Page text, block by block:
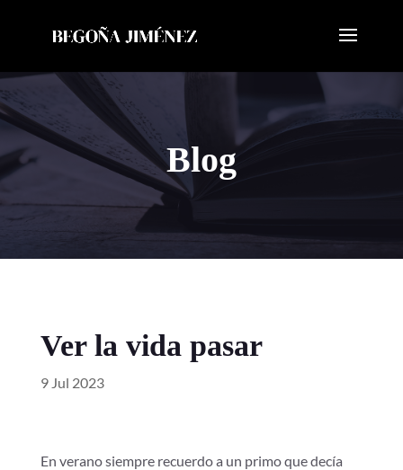
Blog
Ver la vida pasar
9 Jul 2023
En verano siempre recuerdo a un primo que decía